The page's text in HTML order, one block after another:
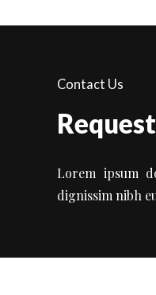
Alain
Ostéopathe
Contact Us
Lorem ipsum
dignissim nibh